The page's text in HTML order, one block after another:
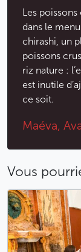
Les
dans le
chirashi, un
poissons
riz nature :
est inutile
ce soit.
Maéva,
Vous